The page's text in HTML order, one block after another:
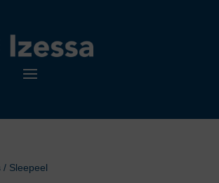
/ Sleepeel